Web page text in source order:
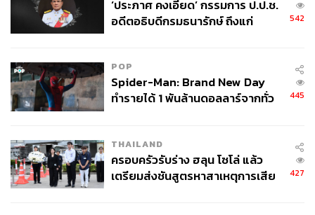
ช่วยดูแลเรื่องการลงทุนให้
อาจคัดเลือกลงทุนในหุ้นกลุ่มอุตสาหกรรมที่น่าสนใจที่ผลการ
ดำเนินงานไม่ได้ขึ้นอยู่กับวัฏจักรเศรษฐกิจเพิ่มเติมได้ เช่น
กลุ่มสินค้าที่มีเทคโนโลยีน่าสนใจ ไม่ว่าใครก็ต้องการใช้
บริโภคในประเทศกำลังเติบโต
คำเตือน:
‘ประภาศ คงเอียด’ กรรมการ ป.ป.ช.
อดีตอธิบดีกรมธนารักษ์ ถึงแก่
542
POP
Spider-Man: Brand New Day
ทำรายได้ 1 พันล้านดอลลาร์จากทั่ว
445
THAILAND
ครอบครัวรับร่าง ฮลุน โซโล่ แล้ว
เตรียมส่งชันสูตรหาสาเหตุการเสีย
427